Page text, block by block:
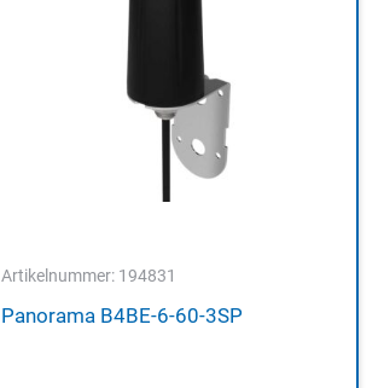
Artikelnummer: 194831
Panorama B4BE-6-60-3SP